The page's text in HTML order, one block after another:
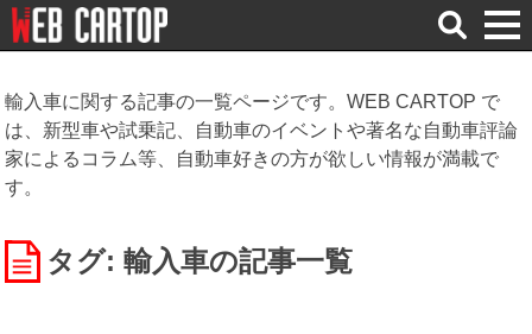
検
索
輸入車に関する記事の一覧ページです。WEB CARTOP で
は、新型車や試乗記、自動車のイベントや著名な自動車評論
家によるコラム等、自動車好きの方が欲しい情報が満載で
す。
タグ: 輸入車の記事一覧